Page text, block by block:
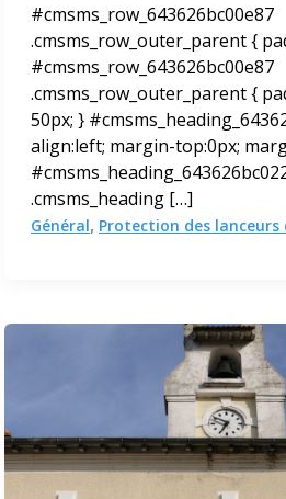
#cmsms_row_643626bc00e87
.cmsms_row_outer_parent {
#cmsms_row_643626bc00e87
.cmsms_row_outer_parent {
50px; }
align:left; margin-top:0px;
.cmsms_heading […]
Général, Protection des lanceurs